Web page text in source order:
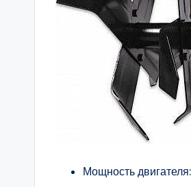
Мощность